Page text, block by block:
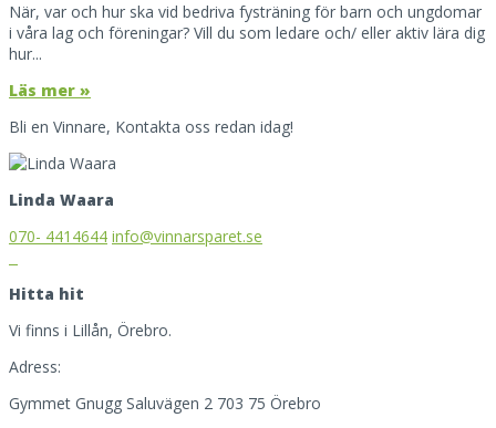
När, var och hur ska vid bedriva fysträning för barn och ungdomar
i våra lag och föreningar? Vill du som ledare och/ eller aktiv lära dig
hur...
Läs mer »
Bli en Vinnare, Kontakta oss redan idag!
Linda Waara
070- 4414644 info@vinnarsparet.se
Hitta hit
Vi finns i Lillån, Örebro.
Adress:
Gymmet Gnugg Saluvägen 2 703 75 Örebro